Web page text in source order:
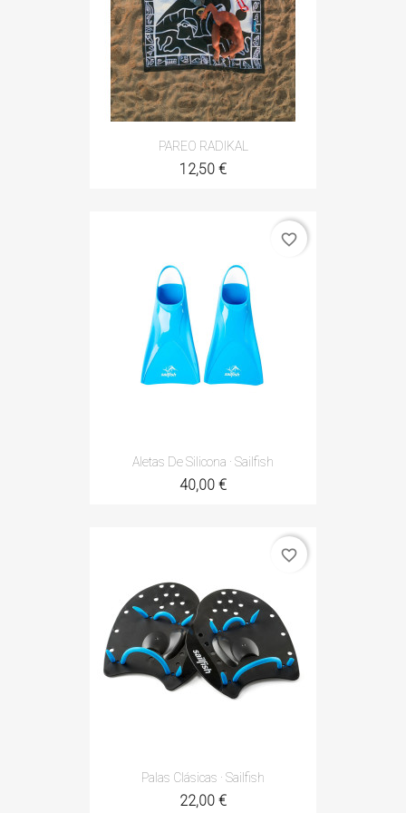
PAREO RADIKAL
12,50 €
Aletas De Silicona · Sailfish
40,00 €
favorite_border
Palas Clásicas · Sailfish
22,00 €
favorite_border